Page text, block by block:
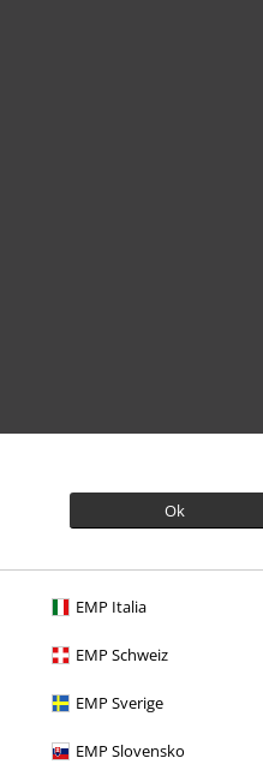
Ok
EMP Italia
EMP Schweiz
EMP Sverige
EMP Slovensko